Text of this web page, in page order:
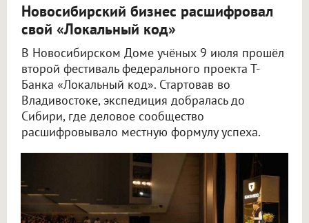
Новосибирский бизнес расшифровал
свой «Локальный код»
В Новосибирском Доме учёных 9 июля прошёл
второй фестиваль федерального проекта Т-
Банка «Локальный код». Стартовав во
Владивостоке, экспедиция добралась до
Сибири, где деловое сообщество
расшифровывало местную формулу успеха.